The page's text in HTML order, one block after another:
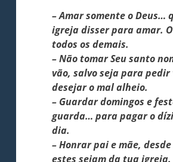
– Amar somente o Deus…
igreja disser para amar.
todos os demais.
– Não tomar Seu santo
vão, salvo seja para pedir
desejar o mal alheio.
– Guardar domingos e
guarda… para pagar o
dia.
– Honrar pai e mãe,
estes sejam da tua igreja.